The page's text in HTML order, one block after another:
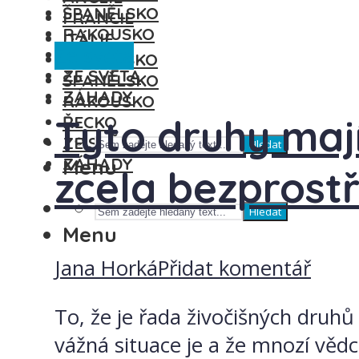
FRANCIE
ITÁLIE
MAĎARSKO
ŠPANĚLSKO
RAKOUSKO
ŘECKO
ZE SVĚTA
ZÁHADY
Hledat
Menu
ŠPANĚLSKO
RAKOUSKO
ZE SVĚTA
ZÁHADY
Hledat
Menu
Tyto druhy
zcela
Jana HorkáPřidat komentář
To, že je řada živočišných
vážná situace je a že mnozí